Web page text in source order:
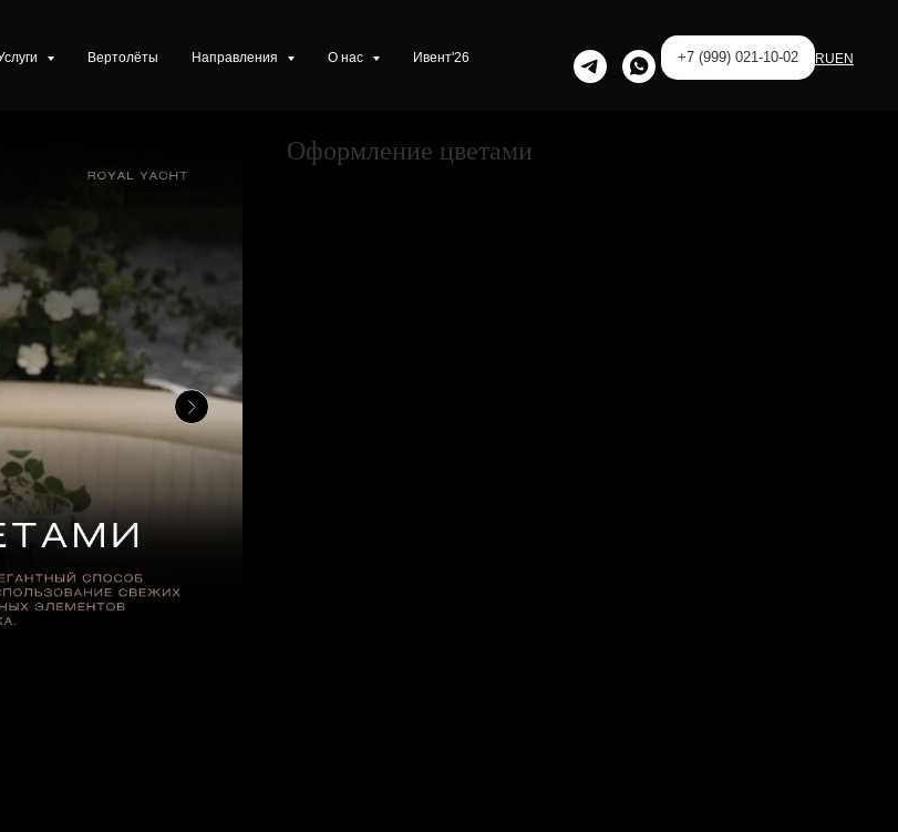
Вертолёты Направления О нас Ивент'26 +7 (999) 021-10-02 RU EN
Оформление цветами